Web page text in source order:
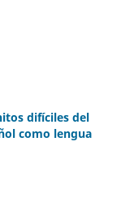
difíciles del
como lengua